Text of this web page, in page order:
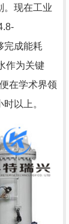
。现在工业
完成能耗
作为关键
在学术界领
以上。